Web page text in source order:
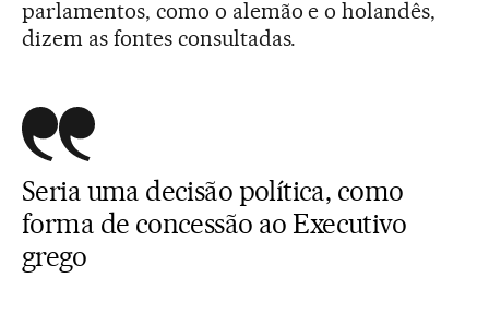
parlamentos, como o alemão e o holandês,
dizem as fontes consultadas.
Seria uma decisão política, como
forma de concessão ao Executivo
grego